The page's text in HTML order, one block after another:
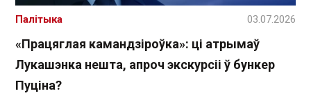
«Працяглая камандзіроўка»: ці атрымаў
Лукашэнка нешта, апроч экскурсіі ў бункер
Пуціна?
Палітыка 03.07.2026